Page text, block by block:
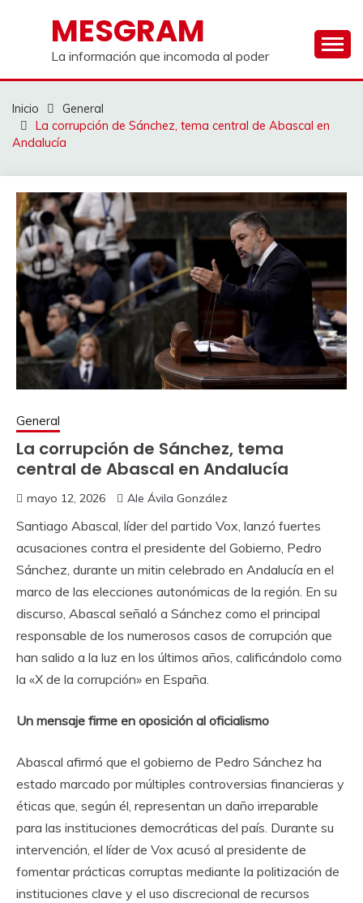
contenidoMESGRAM
La información que incomoda al poder
Inicio
General
La corrupción de Sánchez, tema central de Abascal en
Andalucía
General
La corrupción de Sánchez, tema
central de Abascal en Andalucía
mayo 12, 2026 Ale Ávila González
Santiago Abascal, líder del partido Vox, lanzó fuertes
acusaciones contra el presidente del Gobierno, Pedro
Sánchez, durante un mitin celebrado en Andalucía en el
marco de las elecciones autonómicas de la región. En su
discurso, Abascal señaló a Sánchez como el principal
responsable de los numerosos casos de corrupción que
han salido a la luz en los últimos años, calificándolo como
la «X de la corrupción» en España.
Un mensaje firme en oposición al oficialismo
Abascal afirmó que el gobierno de Pedro Sánchez ha
estado marcado por múltiples controversias financieras y
éticas que, según él, representan un daño irreparable
para las instituciones democráticas del país. Durante su
intervención, el líder de Vox acusó al presidente de
fomentar prácticas corruptas mediante la politización de
instituciones clave y el uso discrecional de recursos